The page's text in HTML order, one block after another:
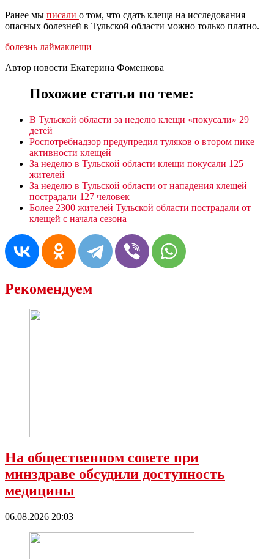
Ранее мы писали о том, что сдать клеща на исследования
опасных болезней в Тульской области можно только платно.
болезнь лаймаклещи
Автор новости Екатерина Фоменкова
Похожие статьи по теме:
В Тульской области за неделю клещи «покусали» 29
детей
Роспотребнадзор предупредил туляков о втором пике
активности клещей
За неделю в Тульской области клещи покусали 125
жителей
За неделю в Тульской области от нападения клещей
пострадали 127 человек
Более 2300 жителей Тульской области пострадали от
клещей с начала сезона
Рекомендуем
На общественном совете при
минздраве обсудили доступность
медицины
06.08.2026 20:03